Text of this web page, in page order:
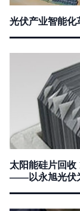
光伏产业智能
太阳能硅片回
——以永旭光伏